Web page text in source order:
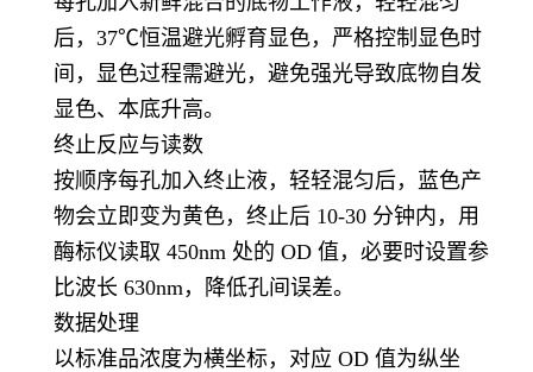
后，37℃恒温避光孵育显色，严格控制显色时
间，显色过程需避光，避免强光导致底物自发
显色、本底升高。
终止反应与读数
按顺序每孔加入终止液，轻轻混匀后，蓝色产
物会立即变为黄色，终止后 10-30 分钟内，用
酶标仪读取 450nm 处的 OD 值，必要时设置参
比波长 630nm，降低孔间误差。
数据处理
以标准品浓度为横坐标，对应 OD 值为纵坐